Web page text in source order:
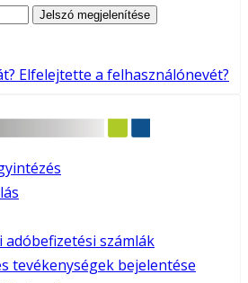
Jelszó megjelenítése
Elfelejtette a felhasználónevét?
számlák
tevékenységek bejelentése